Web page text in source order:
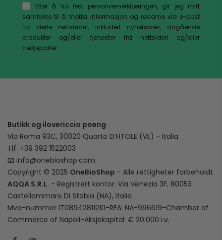
Etter å ha lest personvernerklæringen, gir jeg mitt
samtykke til å motta informasjon og reklame via e-post
fra dette nettstedet, inkludert nyhetsbrev, angående
produkter og/eller tjenester fra nettsiden og/eller
tredjeparter.
Butikk og ilovericcio poeng
Via Roma 93C, 30020 Quarto D’HTOLE (VE) - Italia
Tlf: +39 392 1522003
📧 info@onebioshop.com
Copyright © 2025 OneBioShop - Alle rettigheter forbeholdt
AQQA S.R.L. - Registrert kontor: Via Venezia 3F, 80053
Castellammare Di Stabia (NA), Italia
Mva-nummer IT08942811210-REA: NA-996619-Chamber of
Commerce of Napoli-Aksjekapital: € 20.000 i.v.